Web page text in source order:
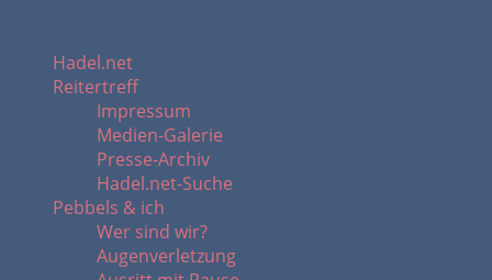
Hadel.net
Reitertreff
Impressum
Medien-Galerie
Presse-Archiv
Hadel.net-Suche
Pebbels & ich
Wer sind wir?
Augenverletzung